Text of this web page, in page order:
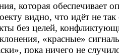
которая обеспечивает
видно, что идёт не так
без целей,
«красные»
пока ничего не